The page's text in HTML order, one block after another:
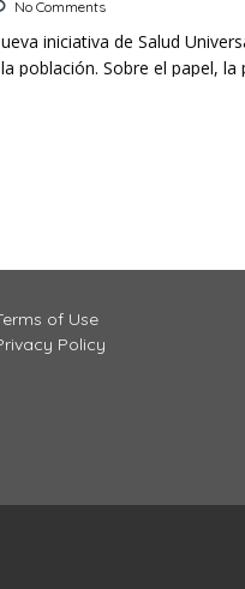
No Comments
iniciativa de Salud
población. Sobre el papel,
o si nunca han tenido
of Use
Policy